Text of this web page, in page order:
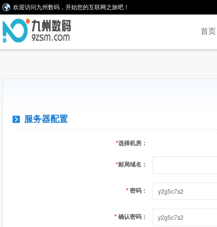
欢迎访问九州数码，开始您的互联网之旅吧！
首页
服务器配置
*选择机房：
*邮局域名：
*密码：
*确认密码：